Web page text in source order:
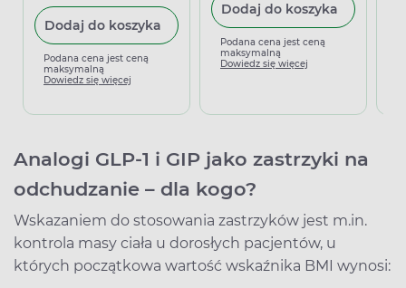
Dodaj do koszyka
Podana cena jest ceną
maksymalną
Dowiedz się więcej
Dodaj do koszyka
Podana cena jest ceną
maksymalną
Dowiedz się więcej
Analogi GLP-1 i GIP jako zastrzyki na
odchudzanie – dla kogo?
Wskazaniem do stosowania zastrzyków jest m.in.
kontrola masy ciała u dorosłych pacjentów, u
których początkowa wartość wskaźnika BMI wynosi: